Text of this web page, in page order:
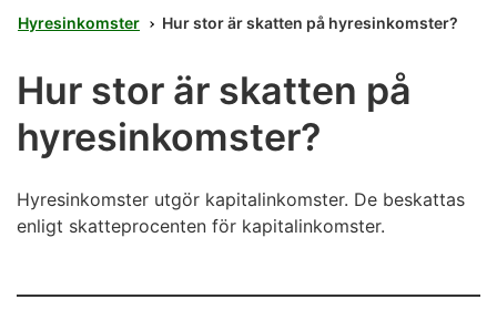
Hyresinkomster
Hur stor är skatten på hyresinkomster?
Hur stor är skatten på
hyresinkomster?
Hyresinkomster utgör kapitalinkomster. De beskattas
enligt skatteprocenten för kapitalinkomster.